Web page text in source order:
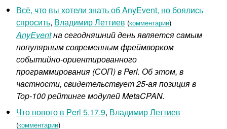
Всё, что вы хотели знать об AnyEvent, но боялись
спросить, Владимир Леттиев (комментарии)
AnyEventна сегодняшний день является самым
популярным современным фреймворком
событийно-ориентированного
программирования (СОП) в Perl. Об этом, в
частности, свидетельствует 25-ая позиция в
Top-100 рейтинге модулей MetaCPAN.
Что нового в Perl 5.17.9, Владимир Леттиев
(комментарии)